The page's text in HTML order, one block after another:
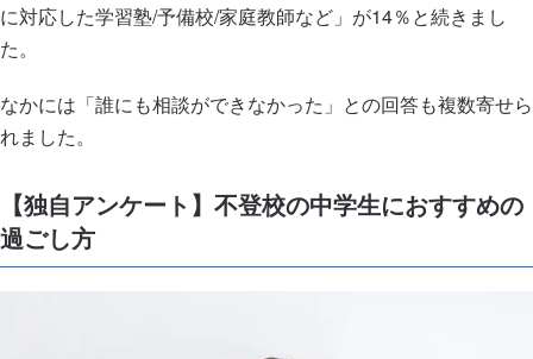
に対応した学習塾/予備校/家庭教師など」が14％と続きまし
た。
なかには「誰にも相談ができなかった」との回答も複数寄せら
れました。
【独自アンケート】不登校の中学生におすすめの
過ごし方